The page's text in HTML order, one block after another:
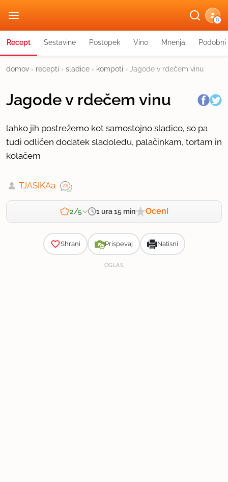
G
Recept Sestavine Postopek Vino Mnenja
domov › recepti › sladice › kompoti › Jagode v rdečem vinu
Jagode v rdečem vinu
lahko jih postrežemo kot samostojno sladico, so pa
tudi odličen dodatek sladoledu, palačinkam, tortam in
kolačem
TJASIKAa
2/5 1 ura 15 min Oceni
Shrani Prispevaj Natisni
OGLAS